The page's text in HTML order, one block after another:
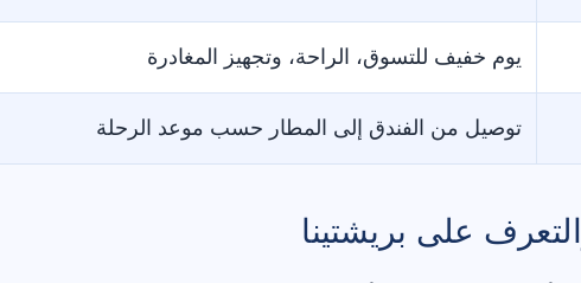
يوم خفيف للتسوق، الراحة، وتجهيز المغادرة
توصيل من الفندق إلى المطار حسب موعد الرحلة